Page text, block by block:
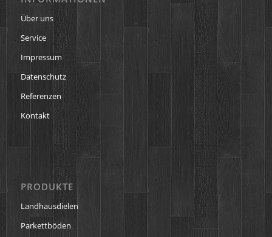
Über uns
Service
Impressum
Datenschutz
Referenzen
Kontakt
PRODUKTE
Landhausdielen
Parkettböden